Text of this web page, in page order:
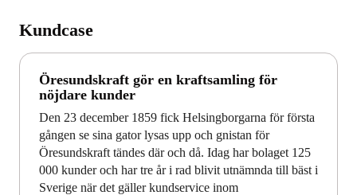
Kundcase
Öresundskraft gör en kraftsamling för
nöjdare kunder
Den 23 december 1859 fick Helsingborgarna för första
gången se sina gator lysas upp och gnistan för
Öresundskraft tändes där och då. Idag har bolaget 125
000 kunder och har tre år i rad blivit utnämnda till bäst i
Sverige när det gäller kundservice inom